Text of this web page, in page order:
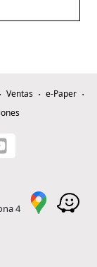
Ventas
e-Paper
4